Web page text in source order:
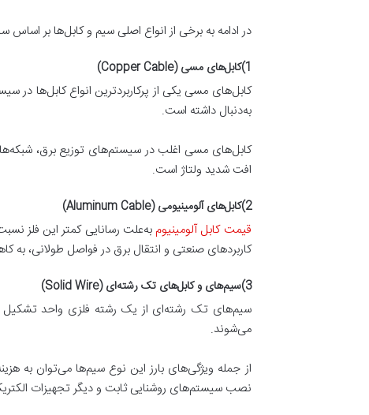
در ادامه به برخی از انواع اصلی سیم و کابل‌ها بر اساس
1)کابل‌های مسی (Copper Cable)
کابل‌های مسی یکی از پرکاربردترین انواع کابل‌ها در
به‌دنبال داشته است.
کابل‌های مسی اغلب در سیستم‌های توزیع برق، شبکه‌های
افت شدید ولتاژ است.
2)کابل‌های آلومینیومی (Aluminum Cable)
قیمت کابل آلومینیوم به‌علت رسانایی کمتر این فلز
کاربردهای صنعتی و انتقال برق در فواصل طولانی،
3)سیم‌های و کابل‌های تک رشته‌ای (Solid Wire)
سیم‌های تک رشته‌ای از یک رشته فلزی واحد تشکیل
می‌شوند.
از جمله ویژگی‌های بارز این نوع سیم‌ها می‌توان به
نصب سیستم‌های روشنایی ثابت و دیگر تجهیزات